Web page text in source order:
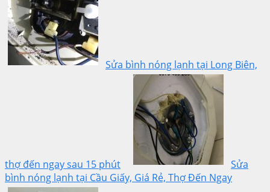
Sửa bình nóng lạnh tại Long Biên,
thợ đến ngay sau 15 phút
Sửa
bình nóng lạnh tại Cầu Giấy, Giá Rẻ, Thợ Đến Ngay